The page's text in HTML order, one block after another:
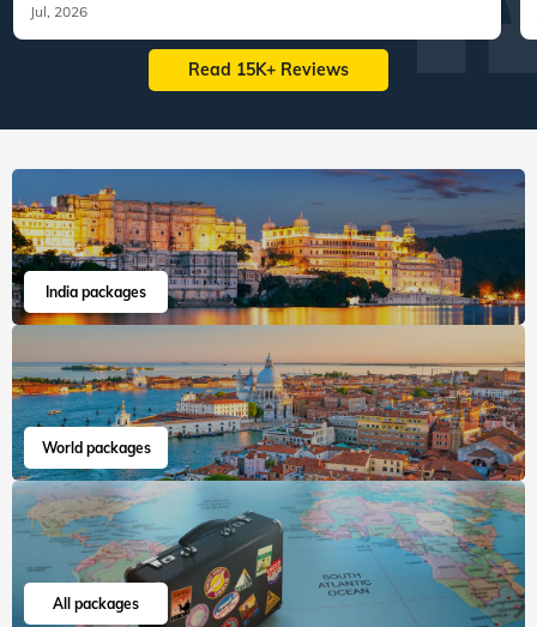
Jul, 2026
Read 15K+ Reviews
India packages
World packages
All packages